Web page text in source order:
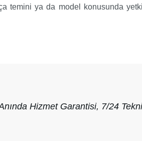
temini ya da model konusunda
Hizmet Garantisi, 7/24